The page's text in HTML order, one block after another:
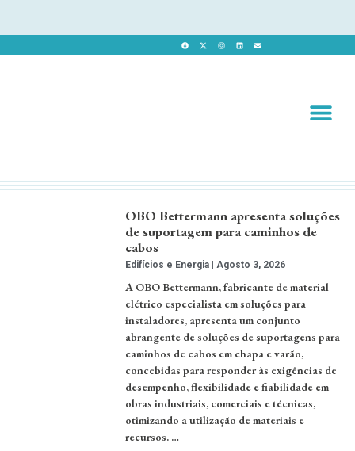
OBO Bettermann apresenta soluções
de suportagem para caminhos de
cabos
Edifícios e Energia Agosto 3, 2026
A OBO Bettermann, fabricante de material
elétrico especialista em soluções para
instaladores, apresenta um conjunto
abrangente de soluções de suportagens para
caminhos de cabos em chapa e varão,
concebidas para responder às exigências de
desempenho, flexibilidade e fiabilidade em
obras industriais, comerciais e técnicas,
otimizando a utilização de materiais e
recursos. …